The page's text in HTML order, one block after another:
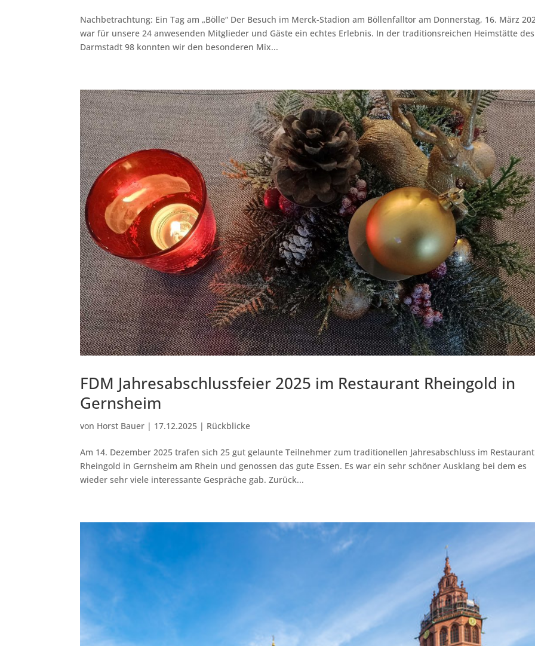
Nachbetrachtung: Ein Tag am „Bölle“ Der Besuch im Merck-Stadion am Böllenfalltor am Donnerstag, 16. März
war für unsere 24 anwesenden Mitglieder und Gäste ein echtes Erlebnis. In der traditionsreichen Heimstätte des
Darmstadt 98 konnten wir den besonderen Mix...
FDM Jahresabschlussfeier 2025 im Restaurant Rheingold in
Gernsheim
von Horst Bauer | 17.12.2025 | Rückblicke
Am 14. Dezember 2025 trafen sich 25 gut gelaunte Teilnehmer zum traditionellen Jahresabschluss im Restaurant
Rheingold in Gernsheim am Rhein und genossen das gute Essen. Es war ein sehr schöner Ausklang bei dem es
wieder sehr viele interessante Gespräche gab. Zurück...